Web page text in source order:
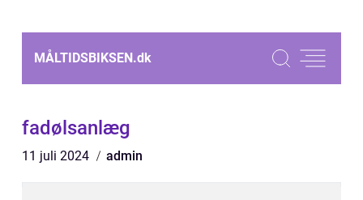
MÅLTIDSBIKSEN.dk
fadølsanlæg
11 juli 2024 admin